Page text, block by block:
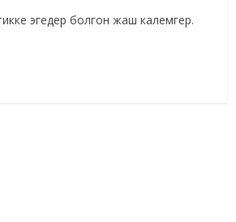
эгедер болгон жаш калемгер.